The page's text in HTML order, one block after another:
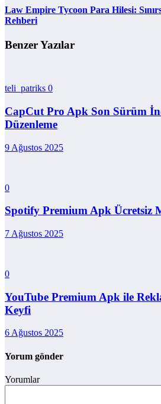
Law Empire Tycoon Para Hilesi:
Rehberi
Benzer Yazılar
teli_patriks 0
CapCut Pro Apk Son Sürüm
Düzenleme
9 Ağustos 2025
0
Spotify Premium Apk Ücretsiz
7 Ağustos 2025
0
YouTube Premium Apk ile
Keyfi
6 Ağustos 2025
Yorum gönder
Yorumlar